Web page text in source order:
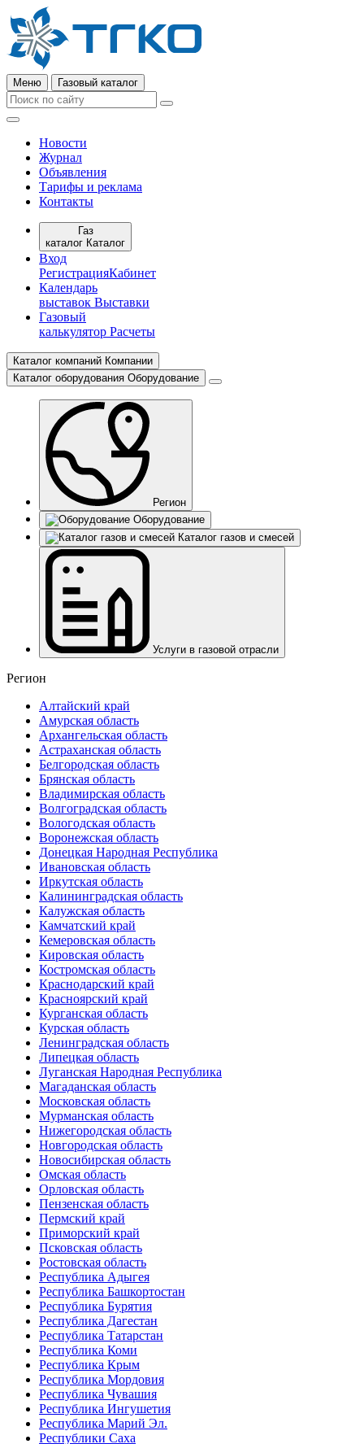
Меню Газовый каталог
Новости
Журнал
Объявления
Тарифы и реклама
Контакты
Газ
каталог Каталог
Вход
РегистрацияКабинет
Календарь
выставок Выставки
Газовый
калькулятор Расчеты
Каталог компаний Компании
Каталог оборудования Оборудование
Регион
Оборудование
Каталог газов и смесей
Услуги в газовой отрасли
Регион
Алтайский край
Амурская область
Архангельская область
Астраханская область
Белгородская область
Брянская область
Владимирская область
Волгоградская область
Вологодская область
Воронежская область
Донецкая Народная Республика
Ивановская область
Иркутская область
Калининградская область
Калужская область
Камчатский край
Кемеровская область
Кировская область
Костромская область
Краснодарский край
Красноярский край
Курганская область
Курская область
Ленинградская область
Липецкая область
Луганская Народная Республика
Магаданская область
Московская область
Мурманская область
Нижегородская область
Новгородская область
Новосибирская область
Омская область
Орловская область
Пензенская область
Пермский край
Приморский край
Псковская область
Ростовская область
Республика Адыгея
Республика Башкортостан
Республика Бурятия
Республика Дагестан
Республика Татарстан
Республика Коми
Республика Крым
Республика Мордовия
Республика Чувашия
Республика Ингушетия
Республика Марий Эл.
Республики Саха